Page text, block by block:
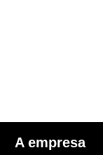
A empresa